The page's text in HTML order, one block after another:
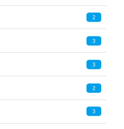
2
3
3
2
3